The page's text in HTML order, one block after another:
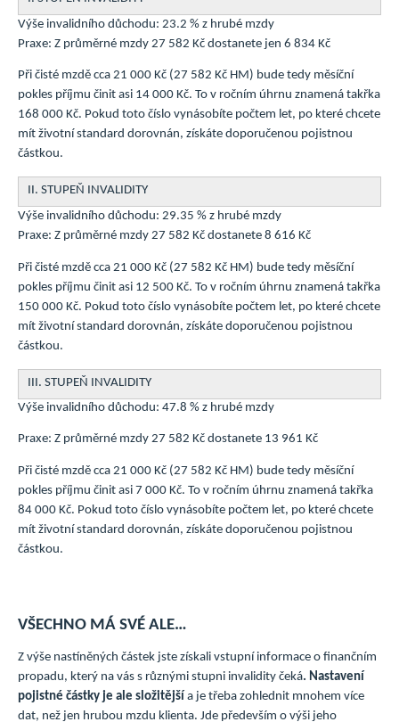
Výše invalidního důchodu: 23.2 % z hrubé mzdy
Praxe: Z průměrné mzdy 27 582 Kč dostanete jen 6 834 Kč
Při čisté mzdě cca 21 000 Kč (27 582 Kč HM) bude tedy měsíční
pokles příjmu činit asi 14 000 Kč. To v ročním úhrnu znamená takřka
168 000 Kč. Pokud toto číslo vynásobíte počtem let, po které chcete
mít životní standard dorovnán, získáte doporučenou pojistnou
částkou.
II. STUPEŇ INVALIDITY
Výše invalidního důchodu: 29.35 % z hrubé mzdy
Praxe: Z průměrné mzdy 27 582 Kč dostanete 8 616 Kč
Při čisté mzdě cca 21 000 Kč (27 582 Kč HM) bude tedy měsíční
pokles příjmu činit asi 12 500 Kč. To v ročním úhrnu znamená takřka
150 000 Kč. Pokud toto číslo vynásobíte počtem let, po které chcete
mít životní standard dorovnán, získáte doporučenou pojistnou
částkou.
III. STUPEŇ INVALIDITY
Výše invalidního důchodu: 47.8 % z hrubé mzdy
Praxe: Z průměrné mzdy 27 582 Kč dostanete 13 961 Kč
Při čisté mzdě cca 21 000 Kč (27 582 Kč HM) bude tedy měsíční
pokles příjmu činit asi 7 000 Kč. To v ročním úhrnu znamená takřka
84 000 Kč. Pokud toto číslo vynásobíte počtem let, po které chcete
mít životní standard dorovnán, získáte doporučenou pojistnou
částkou.
VŠECHNO MÁ SVÉ ALE…
Z výše nastíněných částek jste získali vstupní informace o finančním
propadu, který na vás s různými stupni invalidity čeká. Nastavení
pojistné částky je ale složitější a je třeba zohlednit mnohem více
dat, než jen hrubou mzdu klienta. Jde především o výši jeho